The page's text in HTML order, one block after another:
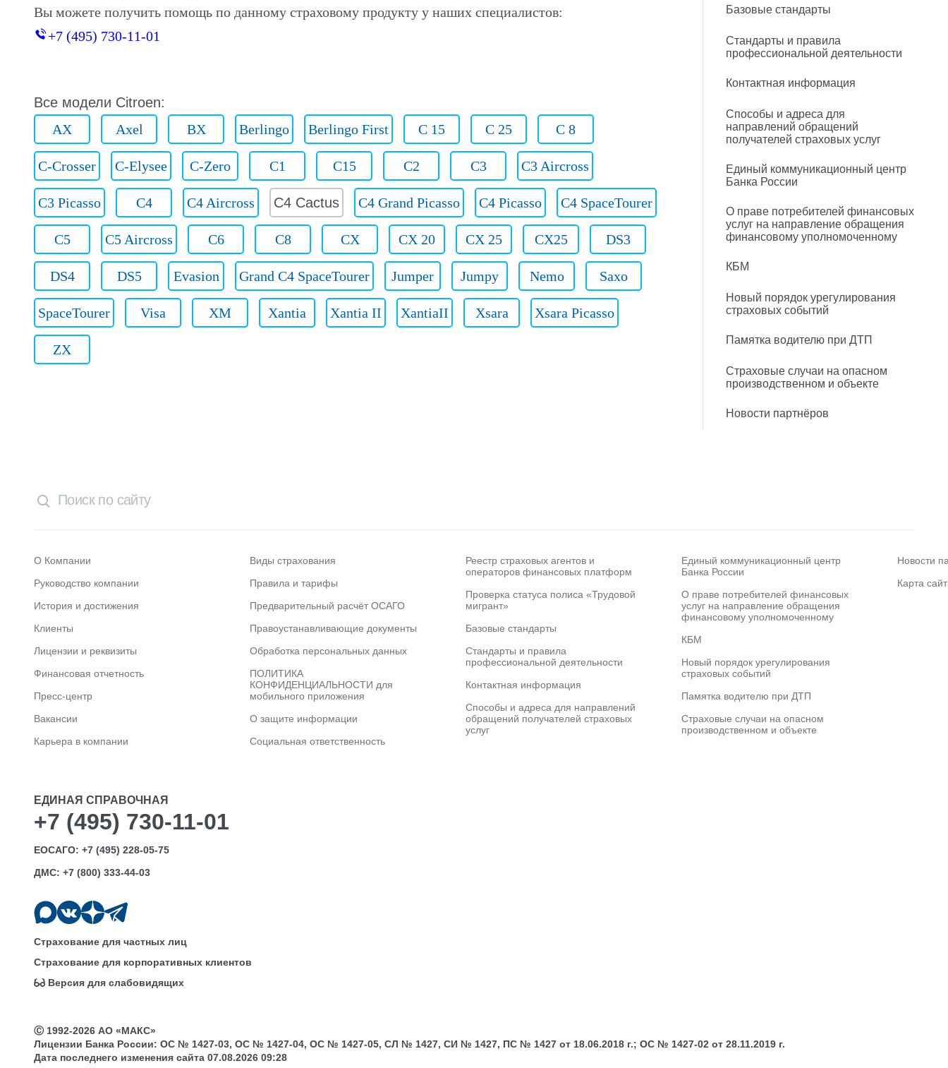
Вы можете получить помощь по данному страховому продукту у наших специалистов:
+7 (495) 730-11-01
Все модели Citroen:
AX
Axel BX Berlingo Berlingo First C 15 C 25 C 8
C-Crosser C-Elysee C-Zero C1 C15 C2 C3 C3 Aircross
C3 Picasso C4 C4 Aircross C4 Cactus C4 Grand Picasso C4 Picasso C4 SpaceTourer
C5 C5 Aircross C6 C8 CX CX 20 CX 25 CX25 DS3
DS4 DS5 Evasion Grand C4 SpaceTourer Jumper Jumpy Nemo Saxo
SpaceTourer Visa XM Xantia Xantia II XantiaII Xsara Xsara Picasso
ZX
Базовые стандарты
Стандарты и правила
профессиональной деятельности
Контактная информация
Способы и адреса для
направлений обращений
получателей страховых услуг
Единый коммуникационный центр
Банка России
О праве потребителей финансовых
услуг на направление обращения
финансовому уполномоченному
КБМ
Новый порядок урегулирования
страховых событий
Памятка водителю при ДТП
Страховые случаи на опасном
производственном и объекте
Новости партнёров
О Компании
Руководство компании
История и достижения
Клиенты
Лицензии и реквизиты
Финансовая отчетность
Пресс-центр
Вакансии
Карьера в компании
Виды страхования
Правила и тарифы
Предварительный расчёт ОСАГО
Правоустанавливающие документы
Обработка персональных данных
ПОЛИТИКА
КОНФИДЕНЦИАЛЬНОСТИ для
мобильного приложения
О защите информации
Социальная ответственность
Реестр страховых агентов и
операторов финансовых платформ
Проверка статуса полиса «Трудовой
мигрант»
Базовые стандарты
Стандарты и правила
профессиональной деятельности
Контактная информация
Способы и адреса для направлений
обращений получателей страховых
услуг
Единый коммуникационный центр
Банка России
О праве потребителей финансовых
услуг на направление обращения
финансовому уполномоченному
КБМ
Новый порядок урегулирования
страховых событий
Памятка водителю при ДТП
Страховые случаи на опасном
производственном и объекте
Новости
Карта
ЕДИНАЯ СПРАВОЧНАЯ
+7 (495) 730-11-01
ЕОСАГО: +7 (495) 228-05-75
ДМС: +7 (800) 333-44-03
Страхование для частных лиц
Страхование для корпоративных клиентов
Версия для слабовидящих
Ⓒ 1992-2026 АО «МАКС»
Лицензии Банка России: ОС № 1427-03, ОС № 1427-04, ОС № 1427-05, СЛ № 1427, СИ № 1427, ПС № 1427 от 18.06.2018 г.; ОС № 1427-02 от 28.11.2019 г.
Дата последнего изменения сайта 07.08.2026 09:28